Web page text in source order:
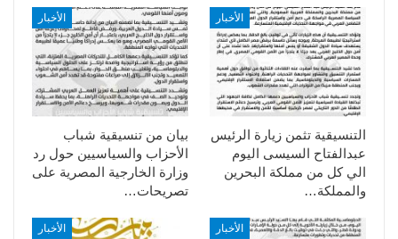
الأخبار
بيان من تنسيقية شباب
الأحزاب والسياسيين حول رد
وزارة الخارجية المصرية على
تصريحات…
الأخبار
التنسيقية تثمن زيارة الرئيس
عبدالفتاح السيسى اليوم
الي كل من مملكة البحرين
والمملكة…
الأخبار الأخبار